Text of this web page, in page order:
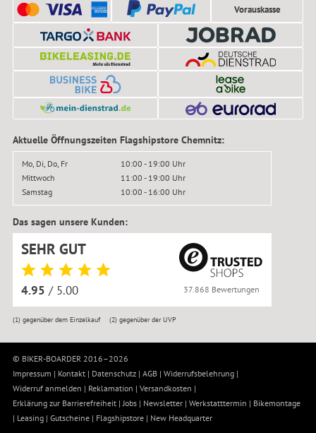
Vorauskasse
Aktuelle Öffnungszeiten Flagshipstore Chemnitz:
Mo, Di, Do, Fr
10:00 - 19:00 Uhr
Mittwoch
11:00 - 19:00 Uhr
Samstag
10:00 - 16:00 Uhr
Das sagen unsere Kunden:
SEHR GUT
4.95 / 5.00 37.868 Bewertungen
(1)gegenüber dem Einzelkauf (2) gegenüber der UVP
© BIKER-BOARDER 2016–2026
Impressum | Kontakt | Datenschutz | AGB | Widerrufsbelehrung |
Widerruf anmelden | Reklamation | Versandkosten |
Erklärung zur Barrierefreiheit |Jobs | Newsletter | Werkstatttermin | Bikemontage
| Leasing | Gutscheine | Flagshipstore | New Headquarter